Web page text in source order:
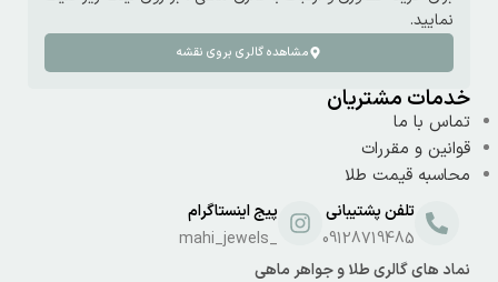
نمایید.
مشاهده گالری بروی نقشه
خدمات مشتریان
تماس با ما
قوانین و مقررات
محاسبه قیمت طلا
تلفن پشتیبانی
09128719485
پیج اینستاگرام
_mahi_jewels
نماد های گالری طلا و جواهر ماهی